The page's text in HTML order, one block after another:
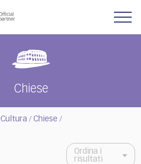
Chiese
Cultura / Chiese /
Ordina i
risultati